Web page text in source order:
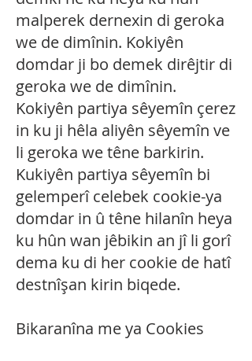
malperek dernexin di geroka
we de dimînin. Kokiyên
domdar ji bo demek dirêjtir di
geroka we de dimînin.
Kokiyên partiya sêyemîn çerez
in ku ji hêla aliyên sêyemîn ve
li geroka we têne barkirin.
Kukiyên partiya sêyemîn bi
gelemperî celebek cookie-ya
domdar in û têne hilanîn heya
ku hûn wan jêbikin an jî li gorî
dema ku di her cookie de hatî
destnîşan kirin biqede.
Bikaranîna me ya Cookies